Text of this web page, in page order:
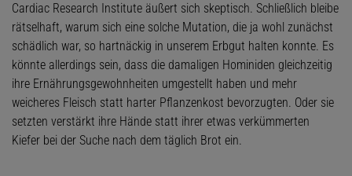
Cardiac Research Institute äußert sich skeptisch. Schließlich bleibe
rätselhaft, warum sich eine solche Mutation, die ja wohl zunächst
schädlich war, so hartnäckig in unserem Erbgut halten konnte. Es
könnte allerdings sein, dass die damaligen Hominiden gleichzeitig
ihre Ernährungsgewohnheiten umgestellt haben und mehr
weicheres Fleisch statt harter Pflanzenkost bevorzugten. Oder sie
setzten verstärkt ihre Hände statt ihrer etwas verkümmerten
Kiefer bei der Suche nach dem täglich Brot ein.